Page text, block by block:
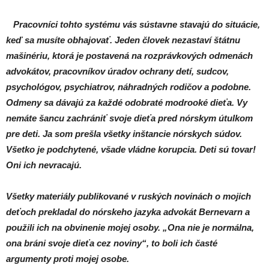
Pracovníci tohto systému vás sústavne stavajú do situácie,
keď sa musíte obhajovať. Jeden človek nezastaví štátnu
mašinériu, ktorá je postavená na rozprávkových odmenách
advokátov, pracovníkov úradov ochrany detí, sudcov,
psychológov, psychiatrov, náhradných rodičov a podobne.
Odmeny sa dávajú za každé odobraté modrooké dieťa. Vy
nemáte šancu zachrániť svoje dieťa pred nórskym útulkom
pre deti. Ja som prešla všetky inštancie nórskych súdov.
Všetko je podchytené, všade vládne korupcia. Deti sú tovar!
Oni ich nevracajú.
Všetky materiály publikované v ruských novinách o mojich
deťoch prekladal do nórskeho jazyka advokát Bernevarn a
použili ich na obvinenie mojej osoby. „Ona nie je normálna,
ona bráni svoje dieťa cez noviny“, to boli ich časté
argumenty proti mojej osobe.